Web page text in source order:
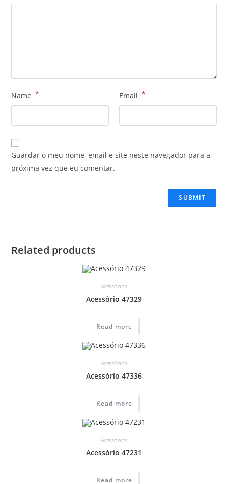
Name * Email *
Guardar o meu nome, email e site neste navegador para a
próxima vez que eu comentar.
Related products
Acessórios
Acessório 47329
Read more
Acessórios
Acessório 47336
Read more
Acessórios
Acessório 47231
Read more